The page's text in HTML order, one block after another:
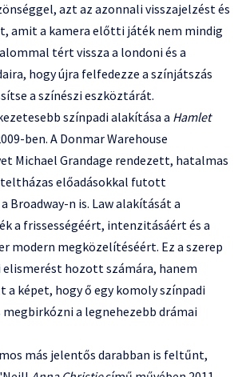
azt az azonnali visszajelzést és
amit a kamera előtti játék nem mindig
tért vissza a londoni és a
hogy újra felfedezze a színjátszás
a színészi eszköztárát.
színpadi alakítása a Hamlet
ben. A Donmar Warehouse
Michael Grandage rendezett, hatalmas
előadásokkal futott
Broadway-n is. Law alakítását a
a frissességéért, intenzitásáért és a
modern megközelítéséért. Ez a szerep
elismerést hozott számára, hanem
képet, hogy ő egy komoly színpadi
megbirkózni a legnehezebb drámai
más jelentős darabban is feltűnt,